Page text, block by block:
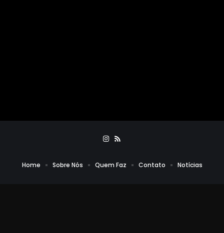
Home Sobre Nós Quem Faz Contato Notícias